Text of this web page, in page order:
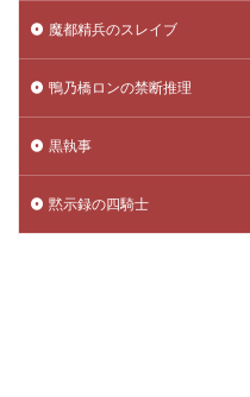
魔都精兵のスレイブ
鴨乃橋ロンの禁断推理
黒執事
黙示録の四騎士